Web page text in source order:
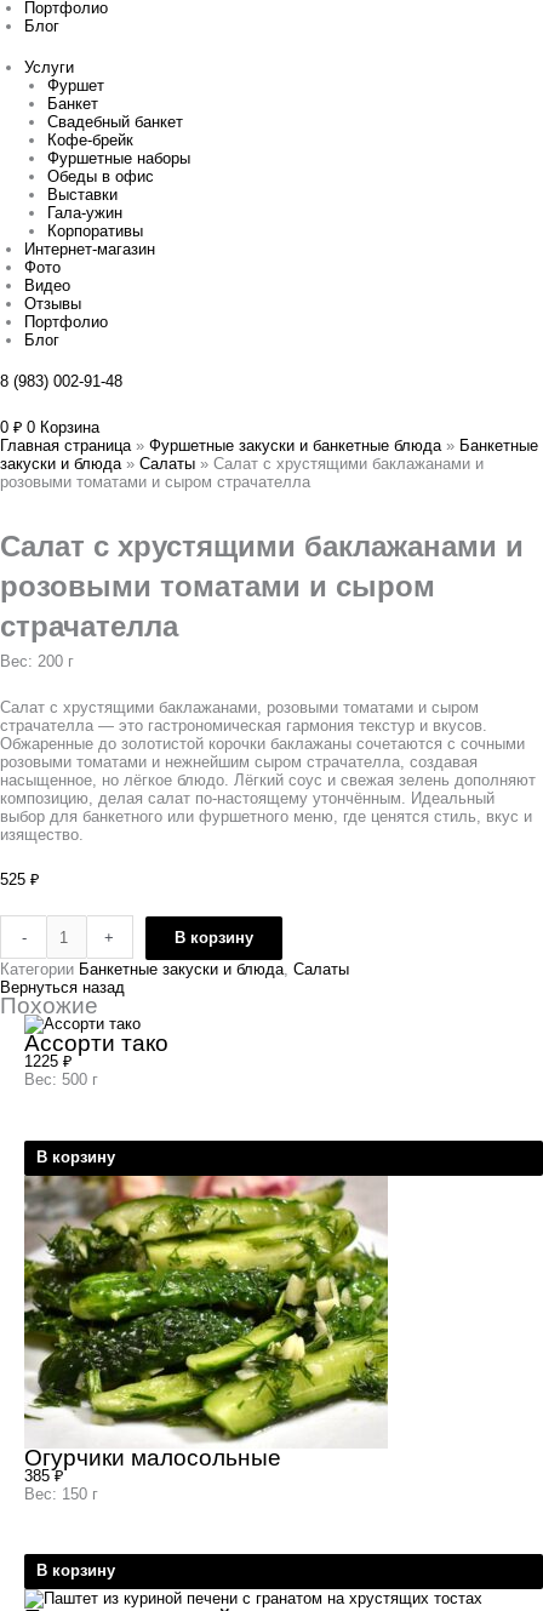
Портфолио
Блог
Услуги
Фуршет
Банкет
Свадебный банкет
Кофе-брейк
Фуршетные наборы
Обеды в офис
Выставки
Гала-ужин
Корпоративы
Интернет-магазин
Фото
Видео
Отзывы
Портфолио
Блог
8 (983) 002-91-48
0 ₽ 0 Корзина
Главная страница » Фуршетные закуски и банкетные блюда » Банкетные
закуски и блюда » Салаты » Салат с хрустящими баклажанами и
розовыми томатами и сыром страчателла
Салат с хрустящими баклажанами и
розовыми томатами и сыром
страчателла
Вес: 200 г
Салат с хрустящими баклажанами, розовыми томатами и сыром
страчателла — это гастрономическая гармония текстур и вкусов.
Обжаренные до золотистой корочки баклажаны сочетаются с сочными
розовыми томатами и нежнейшим сыром страчателла, создавая
насыщенное, но лёгкое блюдо. Лёгкий соус и свежая зелень дополняют
композицию, делая салат по-настоящему утончённым. Идеальный
выбор для банкетного или фуршетного меню, где ценятся стиль, вкус и
изящество.
525 ₽
- +
В корзину
Категории Банкетные закуски и блюда Салаты
Вернуться назад
Похожие
Ассорти тако
1225 ₽
Вес: 500 г
В корзину
Огурчики малосольные
385₽
Вес: 150 г
В корзину